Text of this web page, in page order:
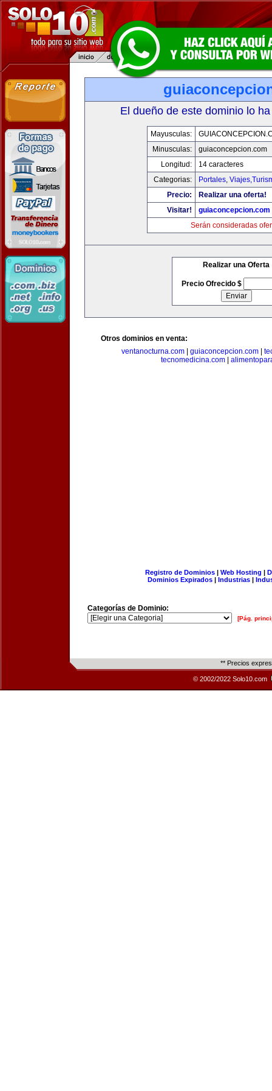
El dueño de este dominio lo
Mayusculas:
Minusculas:
guiaconcepcion.com
Longitud:
14 caracteres
Categorias:
Portales,
Precio:
Realizar una oferta!
Visitar!
guiaconcepcion.com
Serán consideradas
Realizar una Oferta
Precio Ofrecido $
Otros dominios en venta:
ventanocturna.com| guiaconcepcion.com|
tecnomedicina.com|
Registro de Dominios| Web Hosting |
Dominios Expirados | Industrias |
Categorías de Dominio:
[Pág.
** Precios
© 2002/2022 Solo10.com